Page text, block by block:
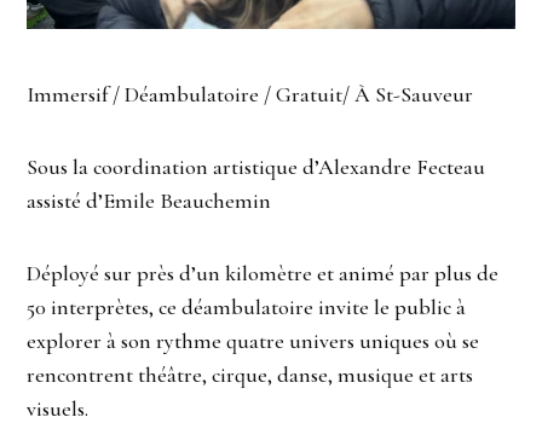
Immersif / Déambulatoire / Gratuit/ À St-Sauveur
Sous la coordination artistique d’Alexandre Fecteau
assisté d’Emile Beauchemin
Déployé sur près d’un kilomètre et animé par plus de
50 interprètes, ce déambulatoire invite le public à
explorer à son rythme quatre univers uniques où se
rencontrent théâtre, cirque, danse, musique et arts
visuels.